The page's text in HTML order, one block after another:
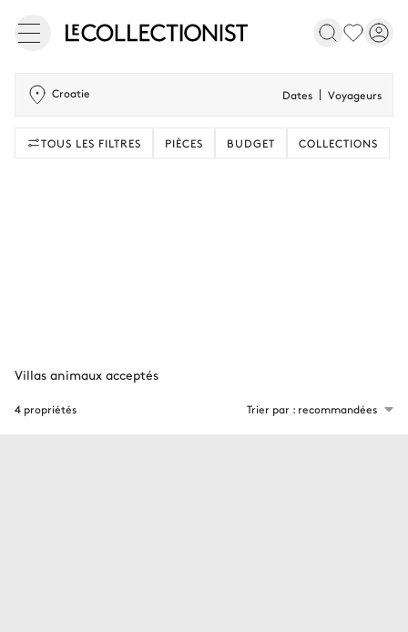
Croatie Dates Voyageurs
TOUS LES FILTRES PIÈCES BUDGET COLLECTIONS
4 propriétés Trier par : recommandées
Villas animaux acceptés